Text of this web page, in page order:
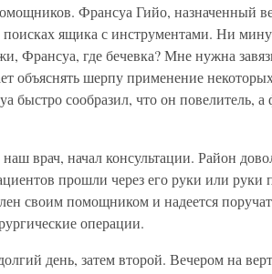
Франсуа Гийо, назначенный
поисках ящика с инструментами. Ни
Франсуа, где бечевка? Мне нужна
объяснять шерпу применение
быстро сообразил, что он повелитель, а
врач, начал консультации. Район
прошли через его руки или руки
своим помощником и надеется
операции.
день, затем второй. Вечером на